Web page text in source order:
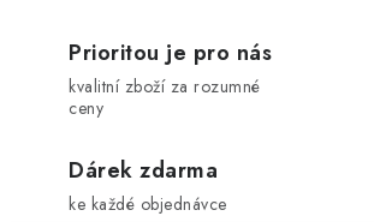
Prioritou je pro nás
kvalitní zboží za rozumné
ceny
Dárek zdarma
ke každé objednávce